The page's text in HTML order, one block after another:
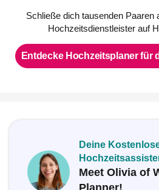
Schließe dich tausenden Paaren
Hochzeitsdienstleister auf
Entdecke Hochzeitsplaner für
Deine
Meet Olivia of